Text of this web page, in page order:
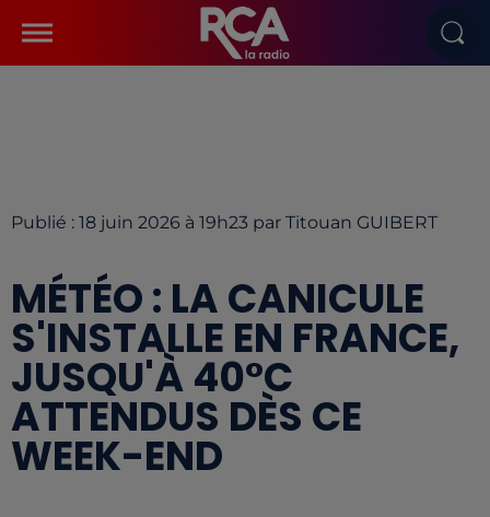
Publié : 18 juin 2026 à 19h23 par Titouan GUIBERT
MÉTÉO : LA CANICULE
S'INSTALLE EN FRANCE,
JUSQU'À 40°C
ATTENDUS DÈS CE
WEEK-END